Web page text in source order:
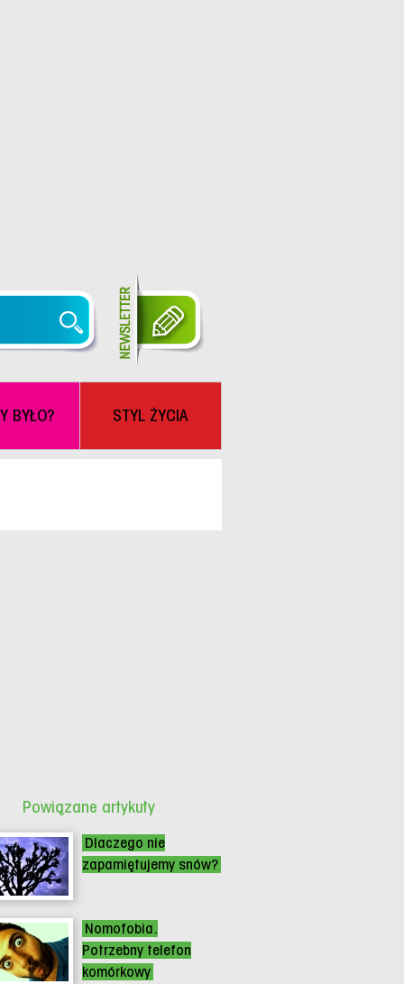
BYŁO? STYL ŻYCIA
Powiązane artykuły
Dlaczego nie
zapamiętujemy snów?
Nomofobia.
Potrzebny telefon
komórkowy